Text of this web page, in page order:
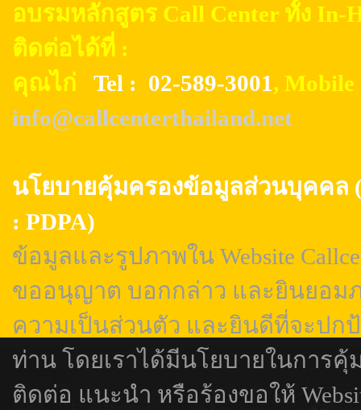
อบรมหลักสูตร Call Center ทั้ง In-
ติดต่อได้ที่ :
คุณไก่ Tel : 02-589-3001,
info@callcenterthailand.net
นโยบายคุ้มครองข้อมูลส่วนบุคคล
: PDPA)
ข้อมูลและรูปภาพใน Website
ขออนุญาต บอกกล่าว และยินยอม
ความเป็นส่วนตัว และยินดีที่จะปก
ท่าน โดยเราได้มีนโยบายในการ
ติดต่อ แนะนำ หรือร้องขอให้